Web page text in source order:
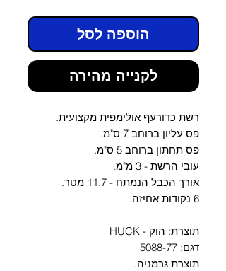
הוספה לסל
לקנייה מהירה
רשת כדורעף אולימפית מקצועית.
פס עליון ברוחב 7 ס"מ.
פס תחתון ברוחב 5 ס"מ.
עובי הרשת - 3 מ"מ.
אורך הכבל הנמתח - 11.7 מטר.
6 נקודות אחיזה.
תוצרת: הוק - HUCK
דגם: 5088-77
תוצרת גרמניה.